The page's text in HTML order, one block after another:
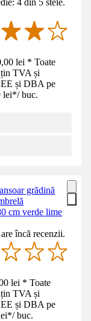
4 din 5 stele.
lei * Toate
TVA și
și DBA pe
lei*/ buc.
grădină
cm verde lime
încă recenzii.
lei * Toate
TVA și
și DBA pe
*/ buc.